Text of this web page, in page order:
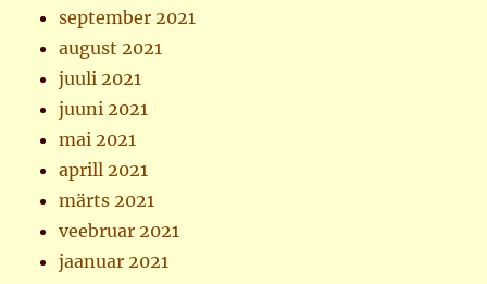
september 2021
august 2021
juuli 2021
juuni 2021
mai 2021
aprill 2021
märts 2021
veebruar 2021
jaanuar 2021